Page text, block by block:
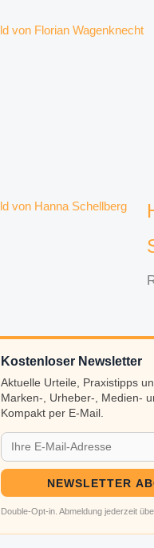
Kostenloser Newsletter
Aktuelle Urteile, Praxistipps
Marken-, Urheber-, Medien-
Kompakt per E-Mail.
NEWSLETTER
Double-Opt-in. Abmeldung jederzeit